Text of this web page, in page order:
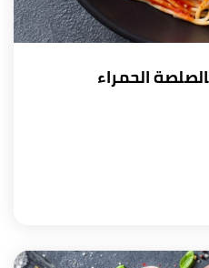
الحمراء